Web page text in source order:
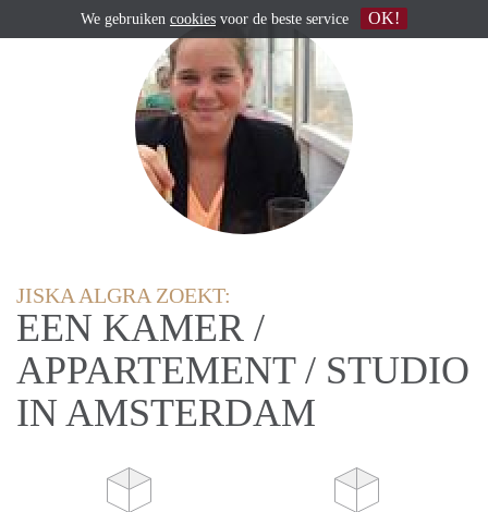
JISKA ALGRA ZOEKT:
EEN KAMER /
APPARTEMENT / STUDIO
IN AMSTERDAM
We gebruiken cookies voor de beste service OK!